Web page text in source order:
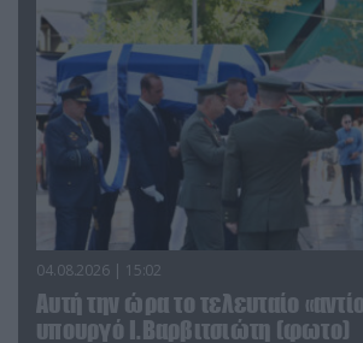
04.08.2026 | 15:02
Αυτή την ώρα το τελευταίο
υπουργό Ι.Βαρβιτσιώτη (φωτο)